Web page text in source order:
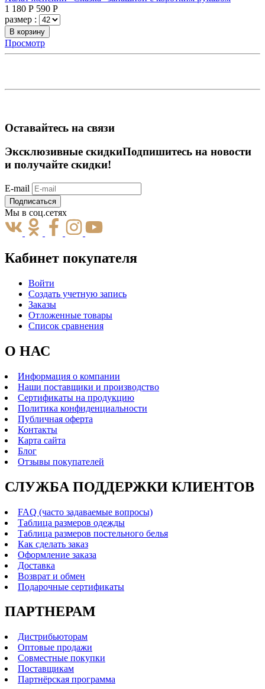
1 180 Р 590 Р
размер :
В корзину
Просмотр
Оставайтесь на связи
Эксклюзивные скидкиПодпишитесь на новости
и получайте скидки!
E-mail
Подписаться
Мы в соц.сетях
Кабинет покупателя
Войти
Создать учетную запись
Заказы
Отложенные товары
Список сравнения
О НАС
Информация о компании
Наши поставщики и производство
Сертификаты на продукцию
Политика конфиденциальности
Публичная оферта
Контакты
Карта сайта
Блог
Отзывы покупателей
СЛУЖБА ПОДДЕРЖКИ КЛИЕНТОВ
FAQ (часто задаваемые вопросы)
Таблица размеров одежды
Таблица размеров постельного белья
Как сделать заказ
Оформление заказа
Доставка
Возврат и обмен
Подарочные сертификаты
ПАРТНЕРАМ
Дистрибьюторам
Оптовые продажи
Совместные покупки
Поставщикам
Партнёрская программа